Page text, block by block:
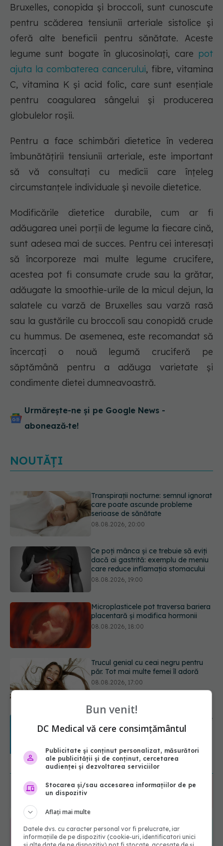
Bruxelles, conopida și broccoli, sunt cunoscute
pentru scăderea tensiunii arteriale sistolice și
oferă alte beneficii pentru sănătate. Aceste
legume sunt bogate în glucosinolați, care pot
ajuta la combaterea cancerului, fibre, vitamina
C, vitamina K și acid folic, care sunt esențiale
pentru coagularea sângelui și producerea
globulelor roșii.
Pentru a face schimbări dietetice în vederea
îmbunătățirii tensiunii arteriale, este important
să vă consultați cu medicii care înțeleg
circumstanțele individuale și nevoile dietetice.
Modificările dietetice durabile, cum ar fi
adăugarea unei porții de legume la fiecare cină,
sunt adesea mai de succes. Pentru cei interesați
să încorporeze mai multe legume crucifere,
acestea pot fi consumate crude sau la grătar,
adăugate la smoothie-urile de la micul dejun, la
salatele cu varză de Bruxelles sau varză rasă
sau la gustările cu broccoli sau conopidă crude
cu hummus. De asemenea, este recomandat să
încercați o nouă legumă cruciferă pe
săptămână pentru a adăuga varietate și
condimente dietei dumneavoastră.
Urmărește-ne și pe Google News -
abonează‑te!
NOUTĂȚI
Ce poți mânca și ce trebuie să eviți
dacă ai gastrită: exemplu de meniu
care reduce inflamația stomacului
08.08.2026, 19:00
Microplasticele pot traversa bariera
placentară și modifica hormonii
08.08.2026, 18:00
Trucul genial cu ceai negru pentru
păr. Tot mai multe femei îl adoră
08.08.2026, 17:00
Medicamentul folosit de peste 60 de
ani care acționează într-un loc
neașteptat
08.08.2026, 16:00
Transpirații nocturne: semnul ignorat
care poate ascunde probleme
serioase de sănătate
08.08.2026, 20:00
URMĂREȘTE-NE ȘI PE:
URMĂRITORI
365 1401
Bun venit!
DC Medical vă cere consimțământul
Publicitate și conținut personalizat, măsurători
ale publicității și de conținut, cercetarea
audienței și dezvoltarea serviciilor
Stocarea și/sau accesarea informațiilor de pe
un dispozitiv
Aflați mai multe
Datele dvs. cu caracter personal vor fi prelucrate, iar
informațiile de pe dispozitiv (cookie-uri, identificatori unici